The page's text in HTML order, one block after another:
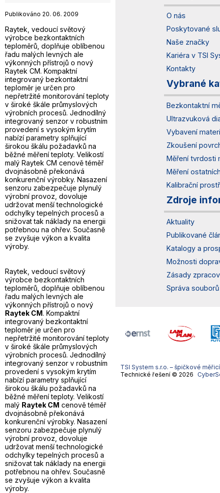
Publikováno 20. 06. 2009
Raytek, vedoucí světový
výrobce bezkontaktních
teploměrů, doplňuje oblíbenou
řadu malých levných ale
výkonných přístrojů o nový
Raytek CM. Kompaktní
integrovaný bezkontaktní
teploměr je určen pro
nepřetržité monitorování teploty
v široké škále průmyslových
výrobních procesů. Jednodílný
integrovaný senzor v robustním
provedení s vysokým krytím
nabízí parametry splňující
širokou škálu požadavků na
běžné měření teploty. Velikostí
malý Raytek CM cenově téměř
dvojnásobně překonává
konkurenční výrobky. Nasazení
senzoru zabezpečuje plynulý
výrobní provoz, dovoluje
udržovat menší technologické
odchylky tepelných procesů a
snižovat tak náklady na energii
potřebnou na ohřev. Současně
se zvyšuje výkon a kvalita
výroby.
Raytek, vedoucí světový
výrobce bezkontaktních
teploměrů, doplňuje oblíbenou
řadu malých levných ale
výkonných přístrojů o nový
Raytek CM. Kompaktní
integrovaný bezkontaktní
teploměr je určen pro
nepřetržité monitorování teploty
v široké škále průmyslových
výrobních procesů. Jednodílný
integrovaný senzor v robustním
provedení s vysokým krytím
nabízí parametry splňující
širokou škálu požadavků na
běžné měření teploty. Velikostí
malý Raytek CM cenově téměř
dvojnásobně překonává
konkurenční výrobky. Nasazení
senzoru zabezpečuje plynulý
výrobní provoz, dovoluje
udržovat menší technologické
odchylky tepelných procesů a
snižovat tak náklady na energii
potřebnou na ohřev. Současně
se zvyšuje výkon a kvalita
výroby.
O nás
Poskytované
Naše značky
Kariéra v TSI
Kontakty
Vybrané
Bezkontaktní
Ultrazvuková
Vybavení
Zkoušení
Měření tvrdosti
Měření
Kalibrační
Zdroje
Aktuality
Publikované
Katalogy a
Možnosti
Zásady
Správa
TSI System s.r.o. – špičkové
Technické řešení © 2026